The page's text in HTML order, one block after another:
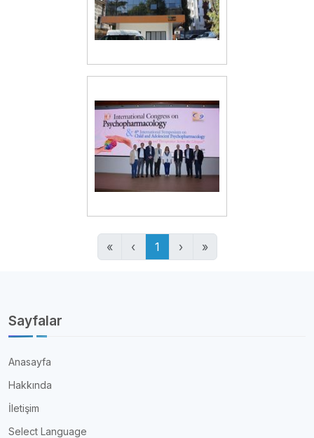
« ‹ 1 › »
Sayfalar
Anasayfa
Hakkında
İletişim
Select Language